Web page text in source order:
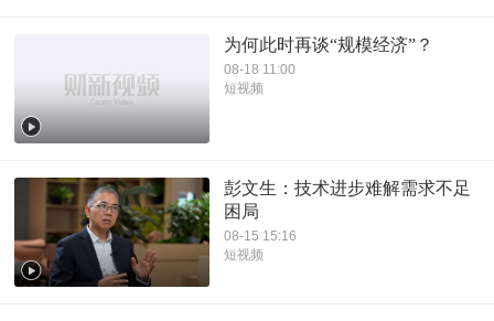
为何此时再谈“规模经济”？
08-18 11:00
短视频
彭文生：技术进步难解需求不足
困局
08-15 15:16
短视频